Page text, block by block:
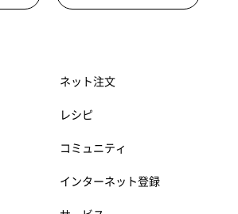
ネット注文
レシピ
コミュニティ
インターネット登録